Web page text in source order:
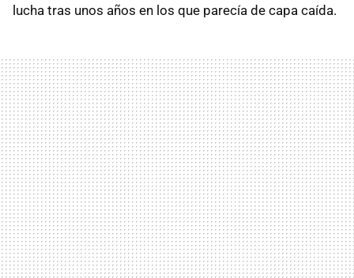
lucha tras unos años en los que parecía de capa caída.